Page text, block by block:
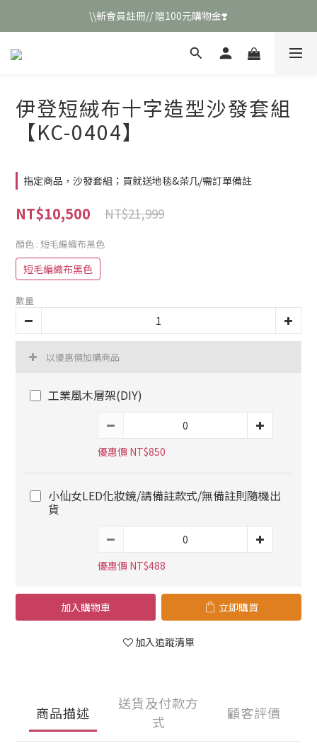
\\新會員註冊// 贈100元購物金❣️
\\新會員註冊// 贈100元購物金❣️
LINE好友招募\\ 回答數字 領取50元折扣碼 //
伊登短絨布十字造型沙發套組
【KC-0404】
指定商品，沙發套組；買就送地毯&茶几/需訂單備註
NT$10,500 NT$21,999
顏色 : 短毛編織布黑色
短毛編織布黑色
數量
以優惠價加購商品
工業風木層架(DIY)
優惠價 NT$850
小仙女LED化妝鏡/請備註款式/無備註則隨機出
貨
優惠價 NT$488
加入購物車 立即購買
加入追蹤清單
商品描述
送貨及付款方
式
顧客評價